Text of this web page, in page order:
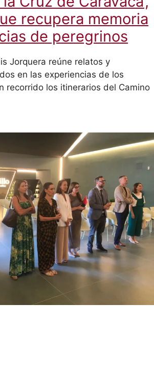
recupera memoria
de peregrinos
Jorquera reúne relatos y
en las experiencias de los
recorrido los itinerarios del Camino